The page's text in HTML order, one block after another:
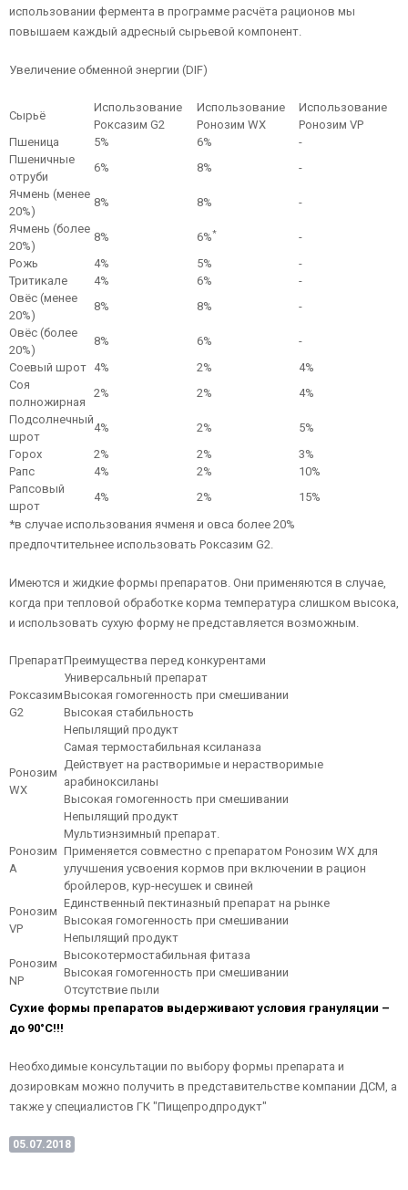
использовании фермента в программе расчёта рационов мы
повышаем каждый адресный сырьевой компонент.
Увеличение обменной энергии (DIF)
Сырьё
Использование
Роксазим G2
Использование
Ронозим WX
Использование
Ронозим VP
Пшеница
5% 6%
-
Пшеничные
отруби
6% 8%
-
Ячмень (менее
20%)
8% 8%
-
Ячмень (более
20%)
8% 6%*
-
Рожь
4% 5%
-
Тритикале
4% 6%
-
Овёс (менее
20%)
8% 8%
-
Овёс (более
20%)
8% 6%
-
Соевый шрот 4% 2%
4%
Соя
полножирная
2% 2%
4%
Подсолнечный
шрот
4% 2%
5%
Горох
2% 2%
3%
Рапс
4% 2%
10%
Рапсовый
шрот
4% 2%
15%
*в случае использования ячменя и овса более 20%
предпочтительнее использовать Роксазим G2.
Имеются и жидкие формы препаратов. Они применяются в случае,
когда при тепловой обработке корма температура слишком высока,
и использовать сухую форму не представляется возможным.
ПрепаратПреимущества перед конкурентами
Роксазим
G2
Универсальный препарат
Высокая гомогенность при смешивании
Высокая стабильность
Непылящий продукт
Ронозим
WX
Самая термостабильная ксиланаза
Действует на растворимые и нерастворимые
арабиноксиланы
Высокая гомогенность при смешивании
Непылящий продукт
Ронозим
A
Мультиэнзимный препарат.
Применяется совместно с препаратом Ронозим WX для
улучшения усвоения кормов при включении в рацион
бройлеров, кур-несушек и свиней
Ронозим
VP
Единственный пектиназный препарат на рынке
Высокая гомогенность при смешивании
Непылящий продукт
Ронозим
NP
Высокотермостабильная фитаза
Высокая гомогенность при смешивании
Отсутствие пыли
Сухие формы препаратов выдерживают условия грануляции –
до 90°С!!!
Необходимые консультации по выбору формы препарата и
дозировкам можно получить в представительстве компании ДСМ, а
также у специалистов ГК "Пищепродпродукт"
05.07.2018